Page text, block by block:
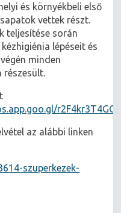
és környékbeli első
vettek részt.
teljesítése során
lépéseit és
minden
részesült.
az alábbi linken
szuperkezek-